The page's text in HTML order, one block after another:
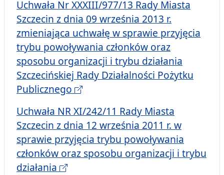
Uchwała Nr XXXIII/977/13 Rady Miasta
Szczecin z dnia 09 września 2013 r.
zmieniająca uchwałę w sprawie przyjęcia
trybu powoływania członków oraz
sposobu organizacji i trybu działania
Szczecińskiej Rady Działalności Pożytku
Publicznego
Uchwała NR XI/242/11 Rady Miasta
Szczecin z dnia 12 września 2011 r. w
sprawie przyjęcia trybu powoływania
członków oraz sposobu organizacji i trybu
działania